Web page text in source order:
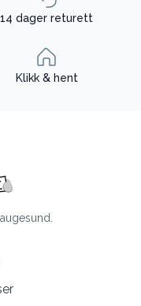
14 dager returett
Klikk & hent